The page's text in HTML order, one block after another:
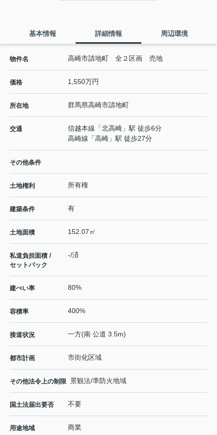
基本情報 詳細情報 周辺環境
物件名 高崎市請地町 全２区画 売地
価格 1,550万円
所在地 群馬県高崎市請地町
交通 信越本線 「北高崎 」駅 徒歩6分
高崎線 「高崎 」駅 徒歩27分
その他条件
土地権利 所有権
建築条件 有
土地面積 152.07㎡
私道負担面積 /
セットバック
-/済
建ぺい率 80%
容積率 400%
接道状況 一方(南 公道 3.5m)
都市計画 市街化区域
その他法令上の制限 景観法/準防火地域
国土法届出要否 不要
用途地域 商業